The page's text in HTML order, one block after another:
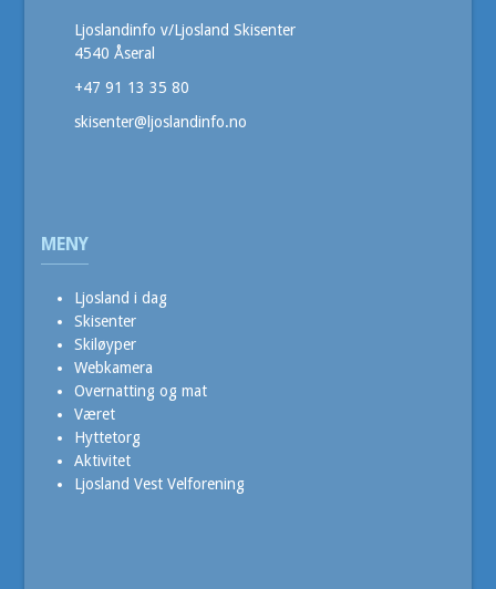
Ljoslandinfo v/Ljosland Skisenter
4540 Åseral
+47 91 13 35 80
skisenter@ljoslandinfo.no
MENY
Ljosland i dag
Skisenter
Skiløyper
Webkamera
Overnatting og mat
Været
Hyttetorg
Aktivitet
Ljosland Vest Velforening